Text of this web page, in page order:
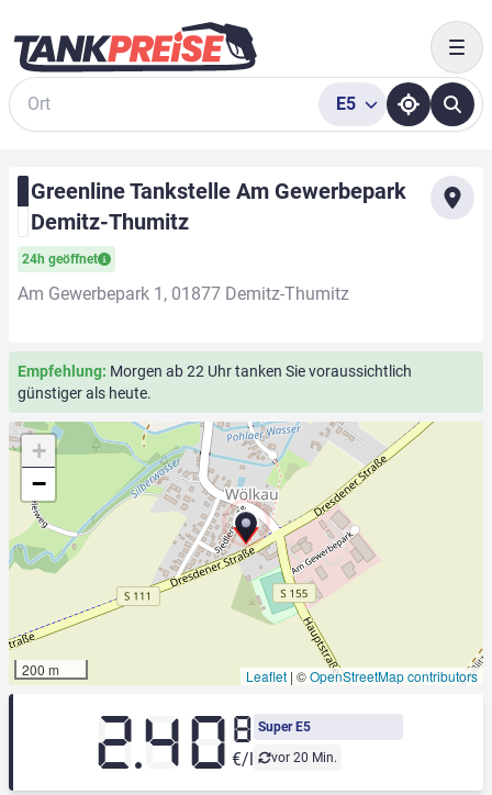
Suche
E5
Greenline Tankstelle Am Gewerbepark
Demitz-Thumitz
24h geöffnet
Am Gewerbepark 1, 01877 Demitz-Thumitz
Empfehlung: Morgen ab 22 Uhr tanken Sie voraussichtlich
günstiger als heute.
+
−
200 m Leaflet | ©OpenStreetMap contributors
Super E5
vor 20 Min.
2.408
€/l